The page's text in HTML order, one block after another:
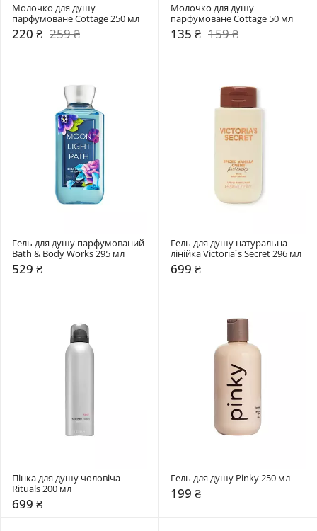
Молочко для душу
парфумоване Cottage 250 мл
220 ₴ 259 ₴
Молочко для душу
парфумоване Cottage 50 мл
135 ₴ 159 ₴
Гель для душу парфумований
Bath & Body Works 295 мл
529 ₴
Гель для душу натуральна
лінійка Victoria`s Secret 296 мл
699 ₴
Пінка для душу чоловіча
Rituals 200 мл
699 ₴
Гель для душу Pinky 250 мл
199 ₴